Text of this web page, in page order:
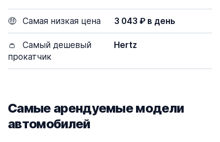
🤑 Самая низкая цена 3 043 ₽ в день
👛
Самый дешевый
прокатчик
Hertz
Самые арендуемые модели
автомобилей